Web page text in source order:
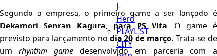
J-
Hero
PLAYLIST
CITY
Segundo a empresa, o primeiro game a ser lançado é
Dekamori Senran Kagura, para PS Vita. O game é
previsto para lançamento no dia 20 de março. Trata-se de
um rhyhthm game desenvolvido em parceria com a